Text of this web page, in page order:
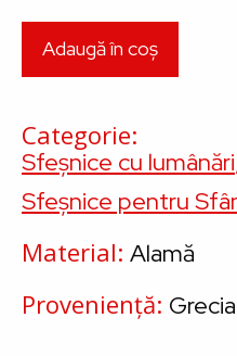
Categorie
Sfeșnice cu lumânări
Sfeșnice pentru
Material Alamă
Proveniență Grecia